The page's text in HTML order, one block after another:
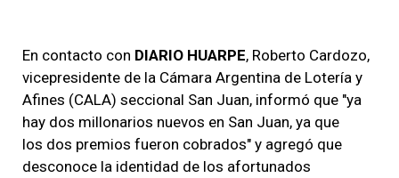
En contacto con DIARIO HUARPE, Roberto Cardozo,
vicepresidente de la Cámara Argentina de Lotería y
Afines (CALA) seccional San Juan, informó que "ya
hay dos millonarios nuevos en San Juan, ya que
los dos premios fueron cobrados" y agregó que
desconoce la identidad de los afortunados